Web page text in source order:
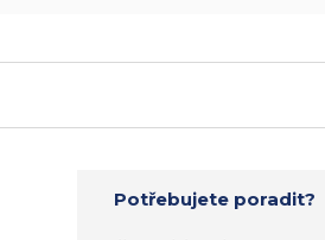
Potřebujete poradit?